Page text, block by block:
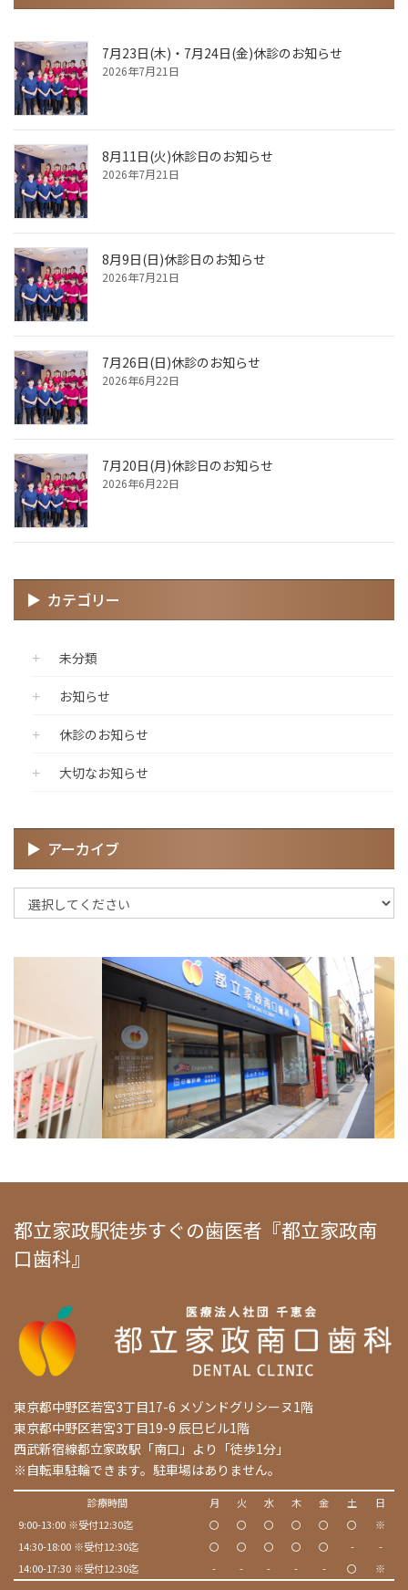
7月23日(木)・7月24日(金)休診のお知らせ
2026年7月21日
8月11日(火)休診日のお知らせ
2026年7月21日
8月9日(日)休診日のお知らせ
2026年7月21日
7月26日(日)休診のお知らせ
2026年6月22日
7月20日(月)休診日のお知らせ
2026年6月22日
カテゴリー
未分類
お知らせ
休診のお知らせ
大切なお知らせ
アーカイブ
都立家政駅徒歩すぐの歯医者『都立家政南
口歯科』
東京都中野区若宮3丁目17-6 メゾンドグリシーヌ1階
東京都中野区若宮3丁目19-9 辰巳ビル1階
西武新宿線都立家政駅「南口」より「徒歩1分」
※自転車駐輪できます。駐車場はありません。
診療時間 月 火 水 木 金 土
日
9:00-13:00 ※受付12:30迄
〇 〇 〇 〇 〇 〇
※
14:30-18:00 ※受付12:30迄
〇 〇 〇 〇 〇 -
-
14:00-17:30 ※受付12:30迄
- - - - - 〇 ※